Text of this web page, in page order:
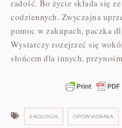
radość. Bo życie składa się
codziennych. Zwyczajna
pomoc w zakupach, paczka
Wystarczy rozejrzeć się
słońcem dla innych,
EKOLOGIA OPOWIADANIA